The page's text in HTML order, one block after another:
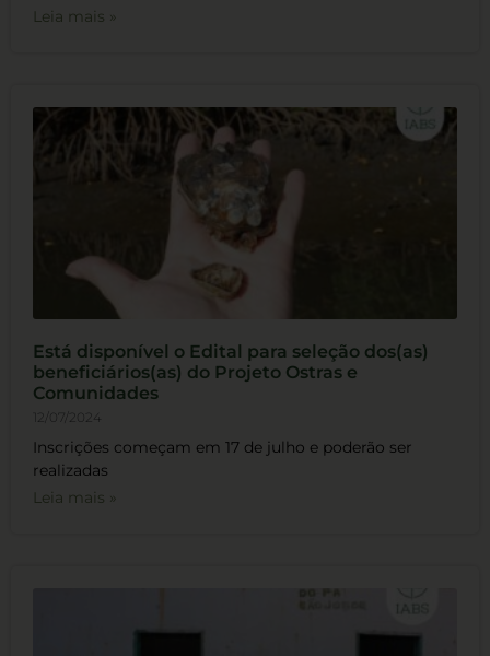
Leia mais »
Está disponível o Edital para seleção dos(as)
beneficiários(as) do Projeto Ostras e
Comunidades
12/07/2024
Inscrições começam em 17 de julho e poderão ser
realizadas
Leia mais »